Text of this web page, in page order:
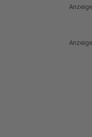
Anzeige
Anzeige